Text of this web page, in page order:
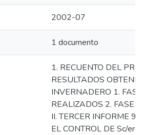
2002-07
1 documento
1. RECUENTO DEL
RESULTADOS
INVERNADERO 1.
REALIZADOS 2. FASE
II. TERCER INFORME 9
EL CONTROL DE Sc/